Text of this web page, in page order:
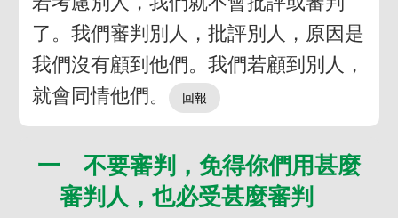
了。我們審判別人，批評別人，原因是
我們沒有顧到他們。我們若顧到別人，
就會同情他們。
一 不要審判，免得你們用甚麼
審判人，也必受甚麼審判